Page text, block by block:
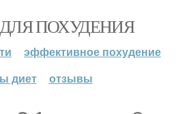
ПОХУДЕНИЯ
эффективное похудение
диет
отзывы